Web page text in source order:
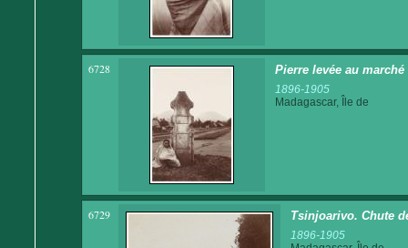
6728 Pierre levée au marché
1896-1905
Madagascar, Île de
6729 Tsinjoarivo. Chute
1896-1905